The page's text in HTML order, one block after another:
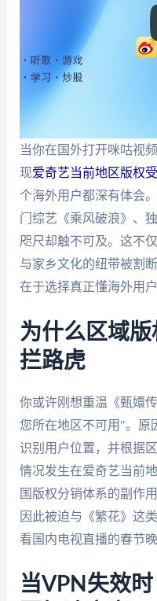
当你在国外打开咪咕视
现爱奇艺当前地区版权
个海外用户都深有体会
门综艺《乘风破浪》、
咫尺却触不可及。这不
与家乡文化的纽带被割
在于选择真正懂海外用
为什么区域
拦路虎
你或许刚想重温《甄嬛
您所在地区不可用"。原
识别用户位置，并根据
情况发生在爱奇艺当前
国版权分销体系的副作
因此被迫与《繁花》这
看国内电视直播的春节晚
当VPN失效